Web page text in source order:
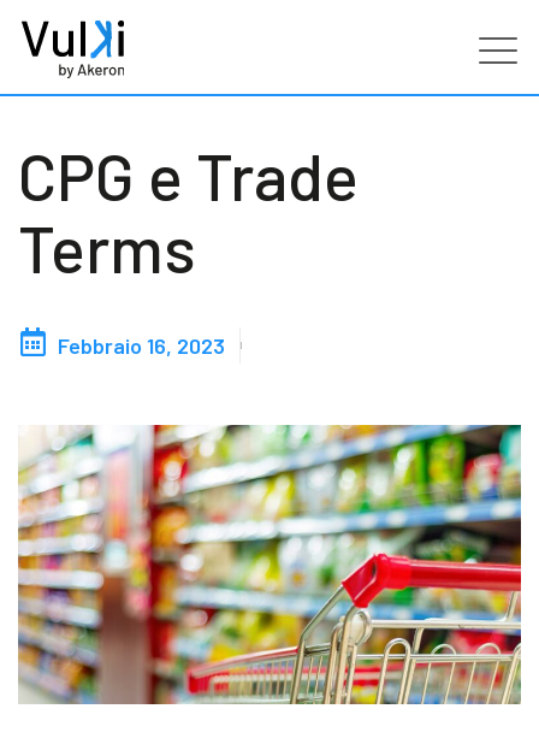
Industries
Servizi
Clienti
Partners
Risorse
Blog
Contattaci
CPG e Trade
Terms
Febbraio 16, 2023